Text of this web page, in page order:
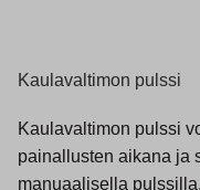
Kaulavaltimon pulssi
Kaulavaltimon pulssi
painallusten aikana ja
manuaalisella pulssilla.